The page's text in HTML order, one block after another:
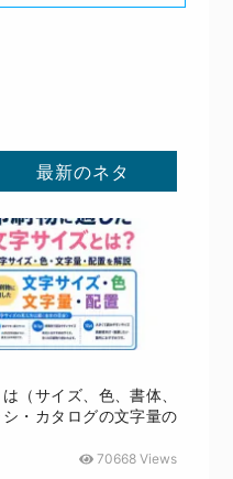
最新のネタ
（サイズ、色、書体、
・カタログの文字量の
70668 Views